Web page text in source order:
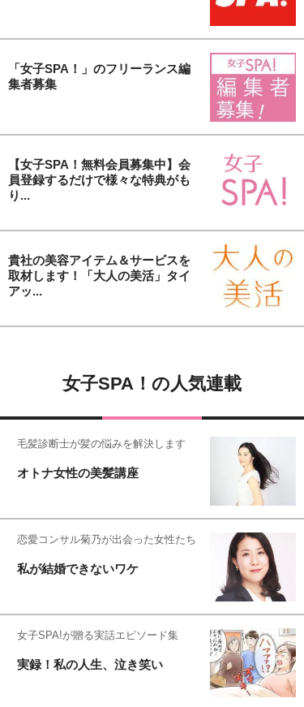
「女子SPA！」のフリーランス編
集者募集
【女子SPA！無料会員募集中】会
員登録するだけで様々な特典がも
り...
貴社の美容アイテム＆サービスを
取材します！「大人の美活」タイ
アッ...
女子SPA！の人気連載
毛髪診断士が髪の悩みを解決します
オトナ女性の美髪講座
恋愛コンサル菊乃が出会った女性たち
私が結婚できないワケ
女子SPA!が贈る実話エピソード集
実録！私の人生、泣き笑い